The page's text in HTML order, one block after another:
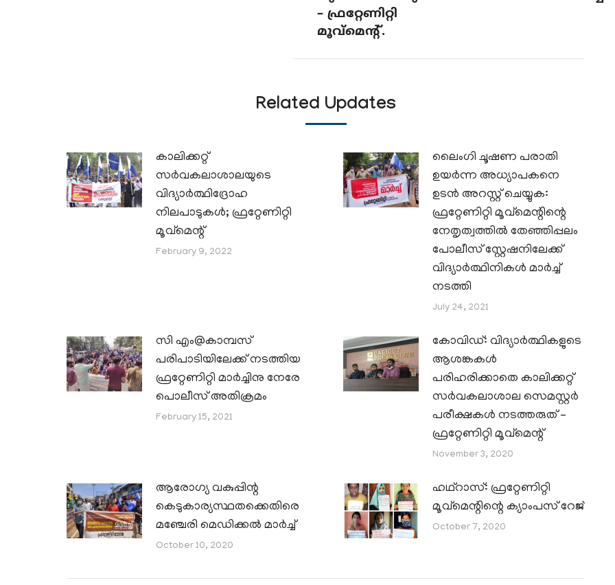
– ഫ്രറ്റേണിറ്റി
മൂവ്മെന്റ്.
Related Updates
കാലിക്കറ്റ്
സർവകലാശാലയുടെ
വിദ്യാർത്ഥിദ്രോഹ
നിലപാടുകൾ; ഫ്രറ്റേണിറ്റി
മൂവ്മെന്റ്
February 9, 2022
ലൈംഗി ചൂഷണ പരാതി
ഉയർന്ന അധ്യാപകനെ
ഉടൻ അറസ്റ്റ് ചെയ്യുക:
ഫ്രറ്റേണിറ്റി മൂവ്മെന്റിന്റെ
നേതൃത്വത്തിൽ തേഞ്ഞിപ്പലം
പോലീസ് സ്റ്റേഷനിലേക്ക്
വിദ്യാർത്ഥിനികൾ മാർച്ച്
നടത്തി
July 24, 2021
സി എം@കാമ്പസ്
പരിപാടിയിലേക്ക് നടത്തിയ
ഫ്രറ്റേണിറ്റി മാർച്ചിനു നേരേ
പൊലീസ് അതിക്രമം
February 15, 2021
കോവിഡ്: വിദ്യാർത്ഥികളുടെ
ആശങ്കകൾ
പരിഹരിക്കാതെ കാലിക്കറ്റ്‌
സർവകലാശാല സെമസ്റ്റർ
പരീക്ഷകൾ നടത്തരുത് –
ഫ്രറ്റേണിറ്റി മൂവ്മെന്റ്
November 3, 2020
ആരോഗ്യ വകുപ്പിന്റ
കെടുകാര്യസ്ഥതക്കെതിരെ
മഞ്ചേരി മെഡിക്കൽ മാർച്ച്
October 10, 2020
ഹഥ്റാസ്: ഫ്രറ്റേണിറ്റി
മൂവ്മെന്റിന്റെ ക്യാംപസ് റേജ്
October 7, 2020